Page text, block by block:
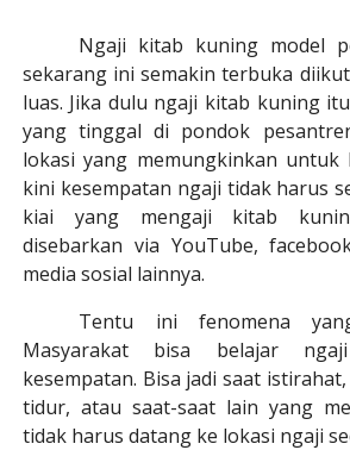
Ngaji kitab kuning model
sekarang ini semakin terbuka
luas. Jika dulu ngaji kitab kuning
yang tinggal di pondok
lokasi yang memungkinkan untuk
kini kesempatan ngaji tidak harus
kiai yang mengaji kitab
disebarkan via YouTube,
media sosial lainnya.
Tentu ini fenomena
Masyarakat bisa belajar
kesempatan. Bisa jadi saat
tidur, atau saat-saat lain yang
tidak harus datang ke lokasi ngaji